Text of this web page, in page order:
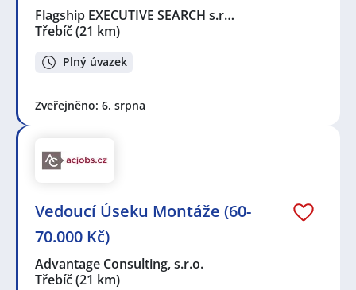
Flagship EXECUTIVE SEARCH s.r…
Třebíč(21 km)
Plný úvazek
Zveřejněno: 6. srpna
Vedoucí Úseku Montáže (60-
70.000 Kč)
Advantage Consulting, s.r.o.
Třebíč(21 km)